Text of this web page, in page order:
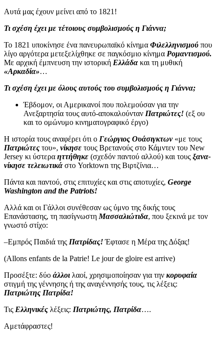
Αυτά μας έχουν μείνει από το 1821!
Τι σχέση έχει με τέτοιους συμβολισμούς η Γιάννα;
Το 1821 υποκίνησε ένα πανευρωπαϊκό κίνημα Φιλελληνισμού που
λίγο αργότερα μετεξελίχθηκε σε παγκόσμιο κίνημα Ρομαντισμού.
Με αρχική έμπνευση την ιστορική Ελλάδα και τη μυθική
«Αρκαδία»…
Τι σχέση έχει με όλους αυτούς του συμβολισμούς η Γιάννα;
Έβδομον, οι Αμερικανοί που πολεμούσαν για την
Ανεξαρτησία τους αυτό-αποκαλούνταν Πατριώτες! (εξ ου
και το ομώνυμο κινηματογραφικό έργο)
Η ιστορία τους αναφέρει ότι ο Γεώργιος Ουάσιγκτων«με τους
Πατριώτες του», νίκησε τους Βρετανούς στο Κάμντεν του Νew
Jersey κι ύστερα ηττήθηκε (σχεδόν παντού αλλού) και τους ξανα-
νίκησε τελειωτικά στο Yorktown της Βιρτζίνια…
Πάντα και παντού, στις επιτυχίες και στις αποτυχίες, George
Washington and the Patriots!
Αλλά και οι Γάλλοι συνέθεσαν ως ύμνο της δικής τους
Επανάστασης, τη πασίγνωστη Μασσαλιώτιδα, που ξεκινά με τον
γνωστό στίχο:
–Εμπρός Παιδιά της Πατρίδας!Έφτασε η Μέρα της Δόξας!
(Allons enfants de la Patrie! Le jour de gloire est arrive)
Προσέξτε: δύο άλλοι λαοί, χρησιμοποίησαν για την κορυφαία
στιγμή της γέννησης ή της αναγέννησής τους, τις λέξεις:
Πατριώτης Πατρίδα!
Τις Ελληνικές λέξεις: Πατριώτης, Πατρίδα….
Αμετάφραστες!